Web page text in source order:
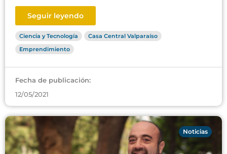
Seguir leyendo
Ciencia y Tecnología
Casa Central Valparaíso
Emprendimiento
Fecha de publicación:
12/05/2021
Noticias